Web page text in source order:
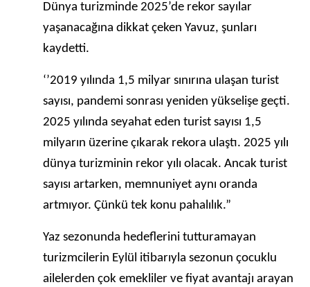
Dünya turizminde 2025’de rekor sayılar
yaşanacağına dikkat çeken Yavuz, şunları
kaydetti.
‘’2019 yılında 1,5 milyar sınırına ulaşan turist
sayısı, pandemi sonrası yeniden yükselişe geçti.
2025 yılında seyahat eden turist sayısı 1,5
milyarın üzerine çıkarak rekora ulaştı. 2025 yılı
dünya turizminin rekor yılı olacak. Ancak turist
sayısı artarken, memnuniyet aynı oranda
artmıyor. Çünkü tek konu pahalılık.”
Yaz sezonunda hedeflerini tutturamayan
turizmcilerin Eylül itibarıyla sezonun çocuklu
ailelerden çok emekliler ve fiyat avantajı arayan